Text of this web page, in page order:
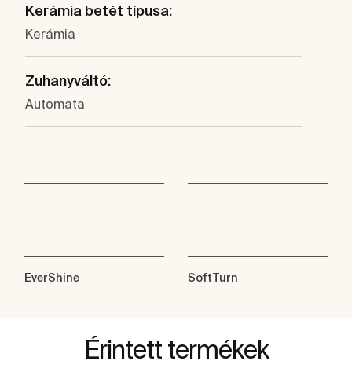
Kerámia betét típusa:
Kerámia
Zuhanyváltó:
Automata
EverShine SoftTurn
Érintett termékek